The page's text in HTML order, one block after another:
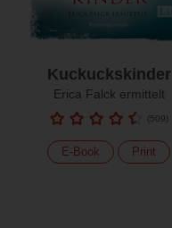
Kuckuckskinder
Erica Falck ermittelt
(509 )
E-Book Print